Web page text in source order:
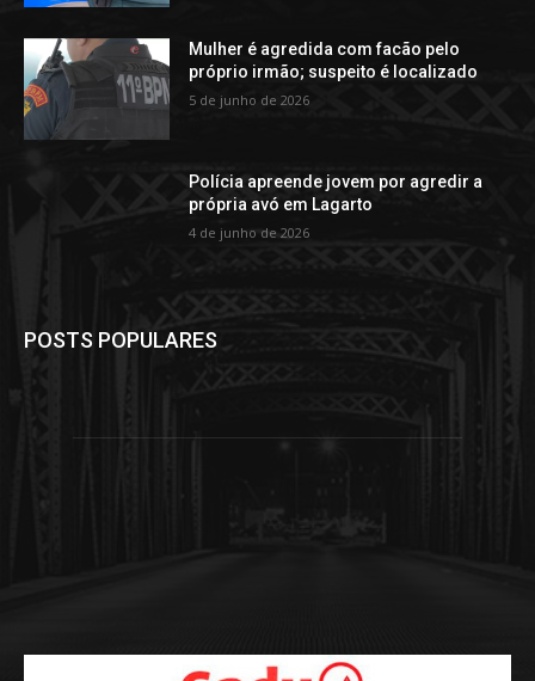
Mulher é agredida com facão pelo
próprio irmão; suspeito é localizado
5 de junho de 2026
Polícia apreende jovem por agredir a
própria avó em Lagarto
4 de junho de 2026
POSTS POPULARES